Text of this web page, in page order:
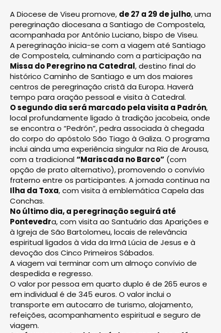
A Diocese de Viseu promove, de 27 a 29 de julho, uma
peregrinação diocesana a Santiago de Compostela,
acompanhada por António Luciano, bispo de Viseu.
A peregrinação inicia-se com a viagem até Santiago
de Compostela, culminando com a participação na
Missa do Peregrino na Catedral, destino final do
histórico Caminho de Santiago e um dos maiores
centros de peregrinação cristã da Europa. Haverá
tempo para oração pessoal e visita à Catedral.
O segundo dia será marcado pela visita a Padrón,
local profundamente ligado à tradição jacobeia, onde
se encontra o “Pedrón”, pedra associada à chegada
do corpo do apóstolo São Tiago à Galiza. O programa
inclui ainda uma experiência singular na Ria de Arousa,
com a tradicional“Mariscada no Barco” (com
opção de prato alternativo), promovendo o convívio
fraterno entre os participantes. A jornada continua na
Ilha da Toxa, com visita à emblemática Capela das
Conchas.
No último dia, a peregrinação seguirá até
Pontevedra, com visita ao Santuário das Aparições e
à Igreja de São Bartolomeu, locais de relevância
espiritual ligados à vida da Irmã Lúcia de Jesus e à
devoção dos Cinco Primeiros Sábados.
A viagem vai terminar com um almoço convívio de
despedida e regresso.
O valor por pessoa em quarto duplo é de 265 euros e
em individual é de 345 euros. O valor inclui o
transporte em autocarro de turismo, alojamento,
refeições, acompanhamento espiritual e seguro de
viagem.